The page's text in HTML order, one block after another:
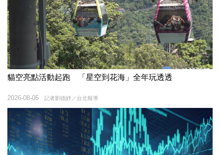
貓空亮點活動起跑 「星空到花海」全年玩透透
記者劉德妤／台北報導
2026-08-05